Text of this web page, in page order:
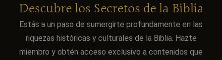
Descubre los Secretos de la Biblia
Estás a un paso de sumergirte profundamente en las
riquezas históricas y culturales de la Biblia. Hazte
miembro y obtén acceso exclusivo a contenidos que